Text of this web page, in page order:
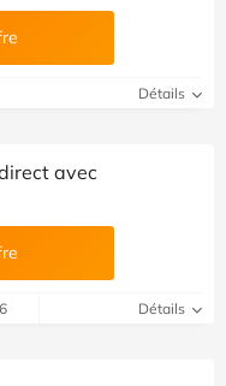
Détails
avec
Détails